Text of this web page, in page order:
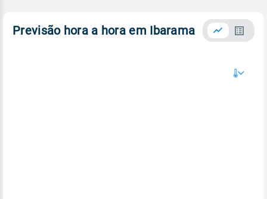
Previsão hora a hora em Ibarama